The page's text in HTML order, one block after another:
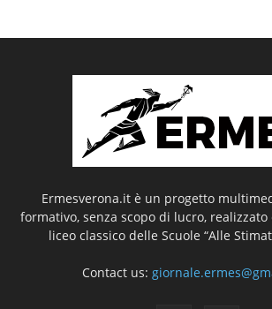
Ermesverona.it è un progetto
formativo, senza scopo di lucro,
liceo classico delle Scuole “Alle
Contact us: